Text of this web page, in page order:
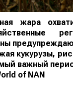
жара
кукурузы,
важный
of NAN